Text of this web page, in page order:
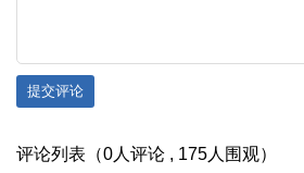
提交评论
评论列表（0人评论 , 175人围观）